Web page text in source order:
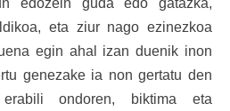
edozein guda edo gatazka,
eta ziur nago ezinezkoa
egin ahal izan duenik inon
genezake ia non gertatu den
erabili ondoren, biktima eta